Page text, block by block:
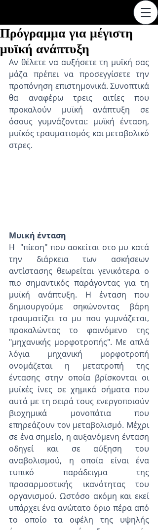
Πρόγραμμα για μέγιστη
μυϊκή ανάπτυξη
Αν θέλετε να αυξήσετε τη μυϊκή σας
μάζα πρέπει να προσεγγίσετε την
προπόνηση επιστημονικά. Συνοπτικά
θα αναφέρω τρεις αιτίες που
προκαλούν μυϊκή ανάπτυξη σε
όσους γυμνάζονται: μυϊκή ένταση,
μυϊκός τραυματισμός και μεταβολικό
στρες.
Μυική ένταση
Η  "πίεση" που ασκείται στο μυ κατά
την διάρκεια των ασκήσεων
αντίστασης θεωρείται γενικότερα ο
πιο σημαντικός παράγοντας για τη
μυϊκή ανάπτυξη. Η ένταση που
δημιουργούμε σηκώνοντας βάρη
τραυματίζει το μυ που γυμνάζεται,
προκαλώντας το φαινόμενο της
"μηχανικής μορφοτροπής". Με απλά
λόγια μηχανική μορφοτροπή
ονομάζεται η μετατροπή της
έντασης στην οποία βρίσκονται οι
μυϊκές ίνες σε χημικά σήματα που
αυτά με τη σειρά τους ενεργοποιούν
βιοχημικά μονοπάτια που
επηρεάζουν τον μεταβολισμό. Μέχρι
σε ένα σημείο, η αυξανόμενη ένταση
οδηγεί και σε αύξηση του
αναβολισμού, η οποία είναι ένα
τυπικό παράδειγμα της
προσαρμοστικής ικανότητας του
οργανισμού. Ωστόσο ακόμη και εκεί
υπάρχει ένα ανώτατο όριο πέρα από
το οποίο τα οφέλη της υψηλής